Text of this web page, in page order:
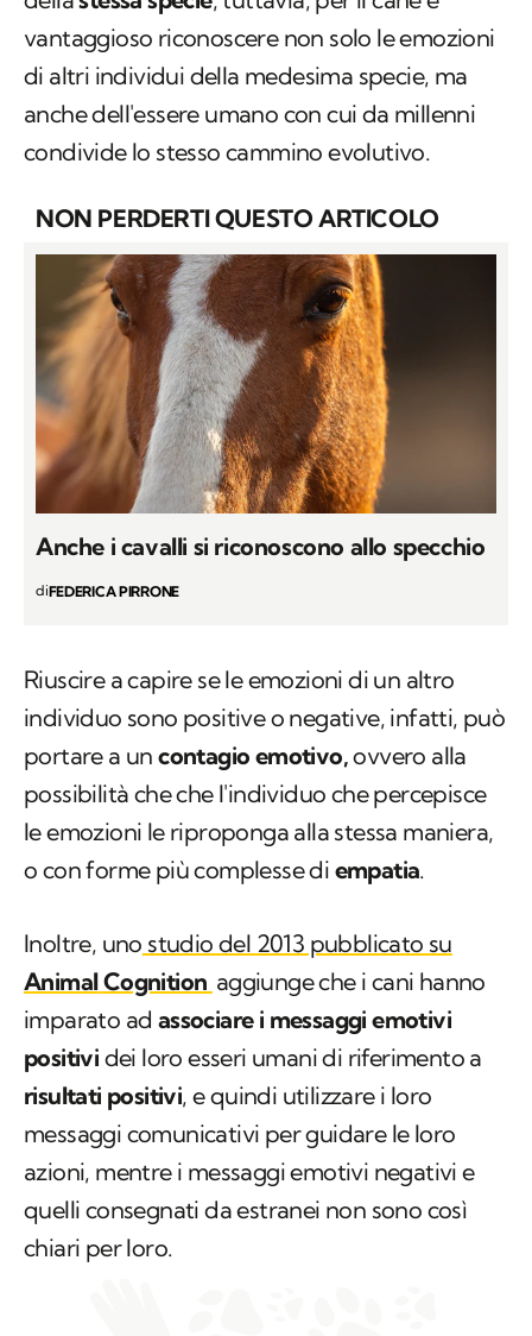
vantaggioso riconoscere non solo le emozioni
di altri individui della medesima specie, ma
anche dell'essere umano con cui da millenni
condivide lo stesso cammino evolutivo.
NON PERDERTI QUESTO ARTICOLO
Anche i cavalli si riconoscono allo specchio
diFEDERICA PIRRONE
Riuscire a capire se le emozioni di un altro
individuo sono positive o negative, infatti, può
portare a uncontagio emotivo,ovvero alla
possibilità che che l'individuo che percepisce
le emozioni le riproponga alla stessa maniera,
o con forme più complesse di empatia.
Inoltre, uno studio del 2013 pubblicato su
AnimalCognition aggiunge che i cani hanno
imparato ad associare i messaggi emotivi
positivi dei loro esseri umani di riferimento a
risultati positivi, e quindi utilizzare i loro
messaggi comunicativi per guidare le loro
azioni, mentre i messaggi emotivi negativi e
quelli consegnati da estranei non sono così
chiari per loro.